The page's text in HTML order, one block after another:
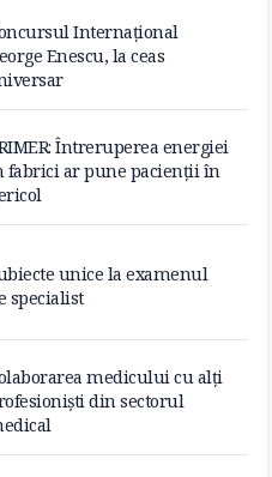
Internațional
Enescu, la ceas
Întreruperea energiei
fabrici ar pune pacienții în
unice la examenul
specialist
medicului cu alți
din sectorul